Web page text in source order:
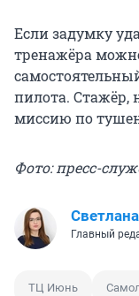
Если задумку
тренажёра
пилота. Стажёр,
миссию по
Фото: пресс-
Главный
ТЦ Июнь